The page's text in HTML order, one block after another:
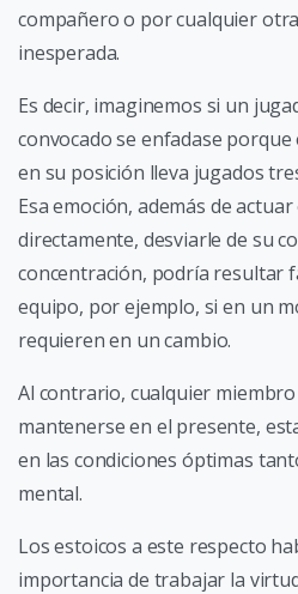
compañero o por cualquier
inesperada.
Es decir, imaginemos si un
convocado se enfadase
en su posición lleva jugados
Esa emoción, además de
directamente, desviarle de su
concentración, podría resultar
equipo, por ejemplo, si en un
requieren en un cambio.
Al contrario, cualquier
mantenerse en el presente,
en las condiciones óptimas
mental.
Los estoicos a este respecto
importancia de trabajar la